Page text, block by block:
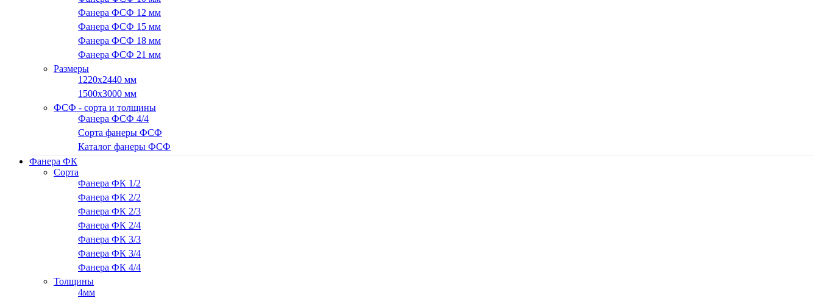
Фанера ФСФ 12 мм
Фанера ФСФ 15 мм
Фанера ФСФ 18 мм
Фанера ФСФ 21 мм
Размеры
1220х2440 мм
1500х3000 мм
ФСФ - сорта и толщины
Фанера ФСФ 4/4
Сорта фанеры ФСФ
Каталог фанеры ФСФ
Фанера ФК
Сорта
Фанера ФК 1/2
Фанера ФК 2/2
Фанера ФК 2/3
Фанера ФК 2/4
Фанера ФК 3/3
Фанера ФК 3/4
Фанера ФК 4/4
Толщины
4мм